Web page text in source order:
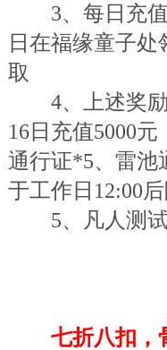
3、每日充值
日在福缘童子
取
4、上述奖励
16日充值5000
通行证*5、雷池
于工作日12:00
5、凡人测试
七折八扣，